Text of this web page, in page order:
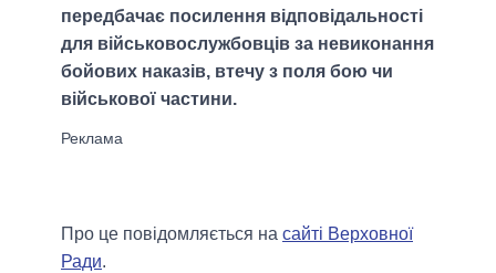
передбачає посилення відповідальності
для військовослужбовців за невиконання
бойових наказів, втечу з поля бою чи
військової частини.
Про це повідомляється на сайті Верховної
Ради.